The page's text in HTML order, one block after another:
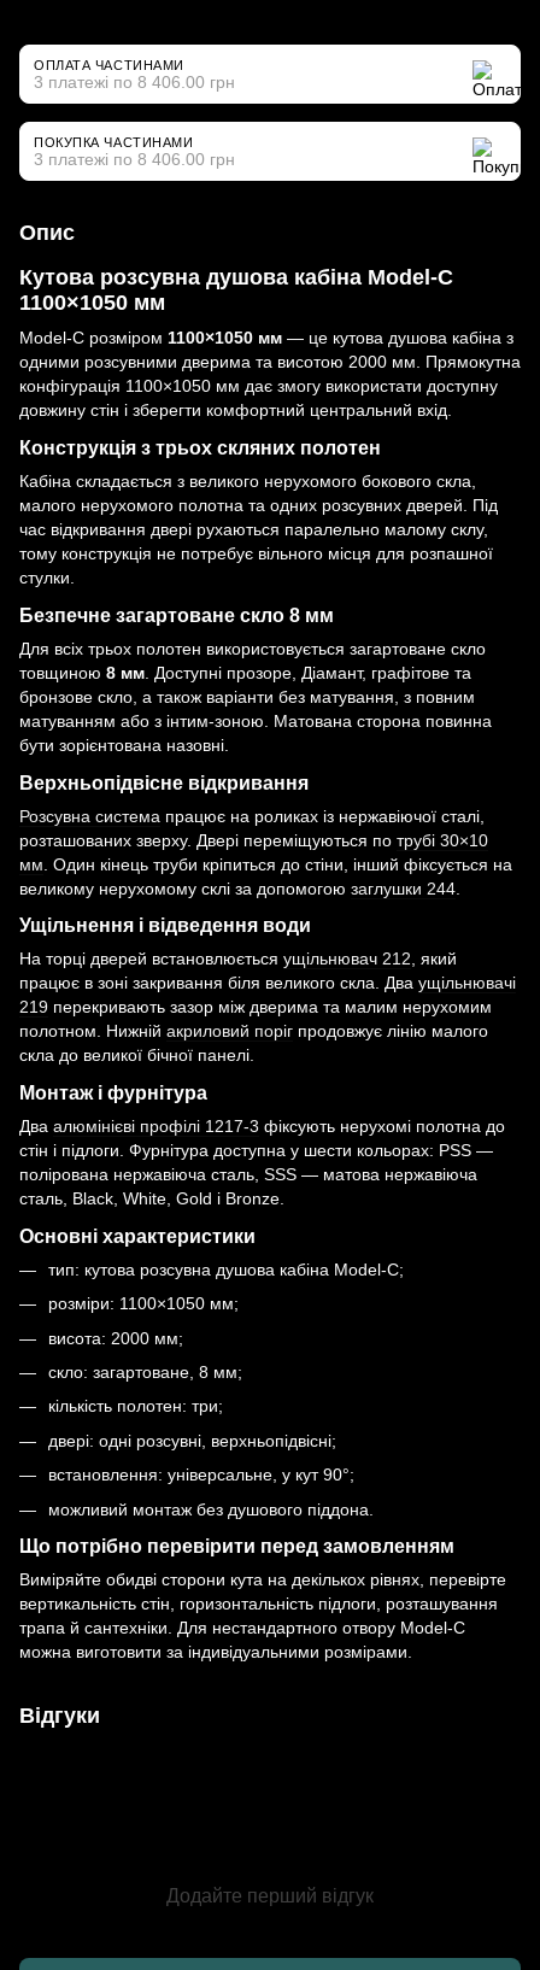
ОПЛАТА ЧАСТИНАМИ
3 платежі по 8 406.00 грн
ПОКУПКА ЧАСТИНАМИ
3 платежі по 8 406.00 грн
Опис
Кутова розсувна душова кабіна Model-C
1100×1050 мм
Model-C розміром 1100×1050 мм — це кутова душова кабіна з
одними розсувними дверима та висотою 2000 мм. Прямокутна
конфігурація 1100×1050 мм дає змогу використати доступну
довжину стін і зберегти комфортний центральний вхід.
Конструкція з трьох скляних полотен
Кабіна складається з великого нерухомого бокового скла,
малого нерухомого полотна та одних розсувних дверей. Під
час відкривання двері рухаються паралельно малому склу,
тому конструкція не потребує вільного місця для розпашної
стулки.
Безпечне загартоване скло 8 мм
Для всіх трьох полотен використовується загартоване скло
товщиною 8 мм . Доступні прозоре, Діамант, графітове та
бронзове скло, а також варіанти без матування, з повним
матуванням або з інтим-зоною. Матована сторона повинна
бути зорієнтована назовні.
Верхньопідвісне відкривання
Розсувна система працює на роликах із нержавіючої сталі,
розташованих зверху. Двері переміщуються по трубі 30×10
мм . Один кінець труби кріпиться до стіни, інший фіксується на
великому нерухомому склі за допомогою заглушки 244
Ущільнення і відведення води
На торці дверей встановлюється ущільнювач 212, який
працює в зоні закривання біля великого скла. Два ущільнювачі
219 перекривають зазор між дверима та малим нерухомим
полотном. Нижній акриловий поріг продовжує лінію малого
скла до великої бічної панелі.
Монтаж і фурнітура
Два алюмінієві профілі 1217-3 фіксують нерухомі полотна до
стін і підлоги. Фурнітура доступна у шести кольорах: PSS —
полірована нержавіюча сталь, SSS — матова нержавіюча
сталь, Black, White, Gold і Bronze.
Основні характеристики
тип: кутова розсувна душова кабіна Model-C;
розміри: 1100×1050 мм;
висота: 2000 мм;
скло: загартоване, 8 мм;
кількість полотен: три;
двері: одні розсувні, верхньопідвісні;
встановлення: універсальне, у кут 90°;
можливий монтаж без душового піддона.
Що потрібно перевірити перед замовленням
Виміряйте обидві сторони кута на декількох рівнях, перевірте
вертикальність стін, горизонтальність підлоги, розташування
трапа й сантехніки. Для нестандартного отвору Model-C
можна виготовити за індивідуальними розмірами.
Відгуки
Додайте перший відгук